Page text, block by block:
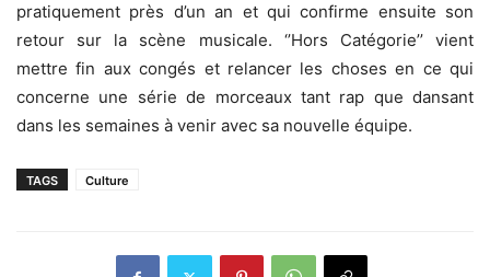
pratiquement près d’un an et qui confirme ensuite son
retour sur la scène musicale. ‘’Hors Catégorie’’ vient
mettre fin aux congés et relancer les choses en ce qui
concerne une série de morceaux tant rap que dansant
dans les semaines à venir avec sa nouvelle équipe.
TAGS Culture